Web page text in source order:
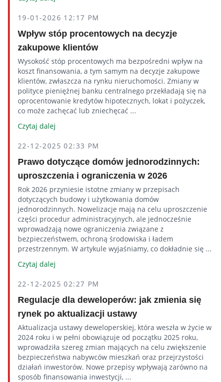
19-01-2026 12:17 PM
Wpływ stóp procentowych na decyzje
zakupowe klientów
Wysokość stóp procentowych ma bezpośredni wpływ na
koszt finansowania, a tym samym na decyzje zakupowe
klientów, zwłaszcza na rynku nieruchomości. Zmiany w
polityce pieniężnej banku centralnego przekładają się na
oprocentowanie kredytów hipotecznych, lokat i pożyczek,
co może zachęcać lub zniechęcać ...
Czytaj dalej
22-12-2025 02:33 PM
Prawo dotyczące domów jednorodzinnych:
uproszczenia i ograniczenia w 2026
Rok 2026 przyniesie istotne zmiany w przepisach
dotyczących budowy i użytkowania domów
jednorodzinnych. Nowelizacje mają na celu uproszczenie
części procedur administracyjnych, ale jednocześnie
wprowadzają nowe ograniczenia związane z
bezpieczeństwem, ochroną środowiska i ładem
przestrzennym. W artykule wyjaśniamy, co dokładnie się ...
Czytaj dalej
22-12-2025 02:27 PM
Regulacje dla deweloperów: jak zmienia się
rynek po aktualizacji ustawy
Aktualizacja ustawy deweloperskiej, która weszła w życie w
2024 roku i w pełni obowiązuje od początku 2025 roku,
wprowadziła szereg zmian mających na celu zwiększenie
bezpieczeństwa nabywców mieszkań oraz przejrzystości
działań inwestorów. Nowe przepisy wpływają zarówno na
sposób finansowania inwestycji, ...